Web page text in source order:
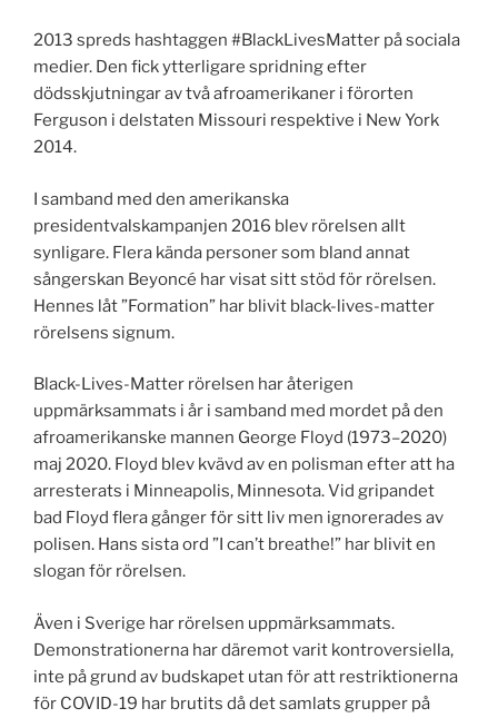
2013 spreds hashtaggen #BlackLivesMatter på sociala
medier. Den fick ytterligare spridning efter
dödsskjutningar av två afroamerikaner i förorten
Ferguson i delstaten Missouri respektive i New York
2014.
I samband med den amerikanska
presidentvalskampanjen 2016 blev rörelsen allt
synligare. Flera kända personer som bland annat
sångerskan Beyoncé har visat sitt stöd för rörelsen.
Hennes låt ”Formation” har blivit black-lives-matter
rörelsens signum.
Black-Lives-Matter rörelsen har återigen
uppmärksammats i år i samband med mordet på den
afroamerikanske mannen George Floyd (1973–2020)
maj 2020. Floyd blev kvävd av en polisman efter att ha
arresterats i Minneapolis, Minnesota. Vid gripandet
bad Floyd flera gånger för sitt liv men ignorerades av
polisen. Hans sista ord ”I can’t breathe!” har blivit en
slogan för rörelsen.
Även i Sverige har rörelsen uppmärksammats.
Demonstrationerna har däremot varit kontroversiella,
inte på grund av budskapet utan för att restriktionerna
för COVID-19 har brutits då det samlats grupper på